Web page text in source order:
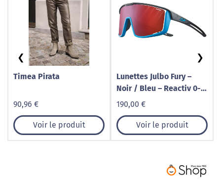
Timea Pirata
90,96 €
Voir le produit
Lunettes Julbo Fury –
Noir / Bleu – Reactiv 0-3
High Contrast
190,00 €
Voir le produit
❮ ❯